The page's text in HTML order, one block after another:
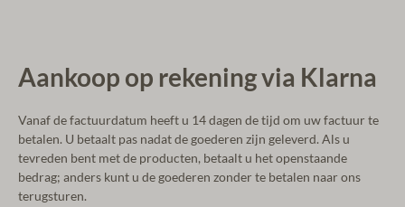
Aankoop op rekening via Klarna
Vanaf de factuurdatum heeft u 14 dagen de tijd om uw factuur te
betalen. U betaalt pas nadat de goederen zijn geleverd. Als u
tevreden bent met de producten, betaalt u het openstaande
bedrag; anders kunt u de goederen zonder te betalen naar ons
terugsturen.